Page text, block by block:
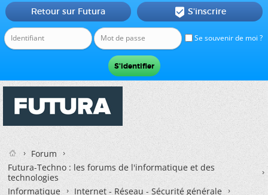
Se souvenir de moi ?
Retour sur Futura  S'inscrire
Forum
Futura-Techno : les forums de l'informatique et des
technologies
Informatique
Internet - Réseau - Sécurité générale